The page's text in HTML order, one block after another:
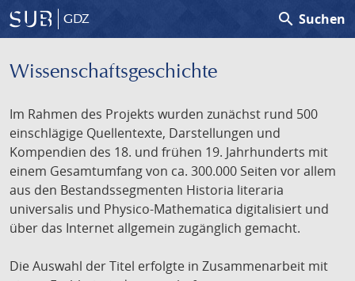
GDZ search Suchen
Wissenschafts­geschichte
Im Rahmen des Projekts wurden zunächst rund 500
einschlägige Quellentexte, Darstellungen und
Kompendien des 18. und frühen 19. Jahrhunderts mit
einem Gesamtumfang von ca. 300.000 Seiten vor allem
aus den Bestandssegmenten Historia literaria
universalis und Physico-Mathematica digitalisiert und
über das Internet allgemein zugänglich gemacht.
Die Auswahl der Titel erfolgte in Zusammenarbeit mit